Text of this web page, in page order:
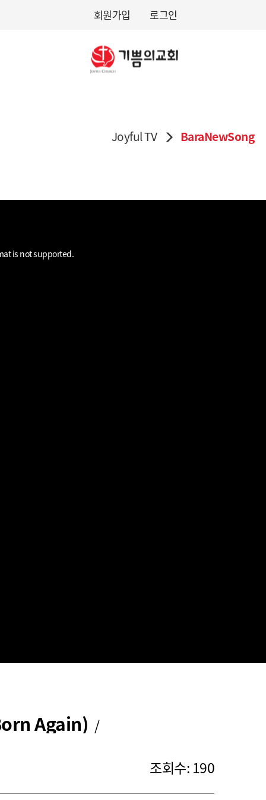
회원가입 로그인
Joyful TV BaraNewSong
is not supported.
Again) /
조회수: 190